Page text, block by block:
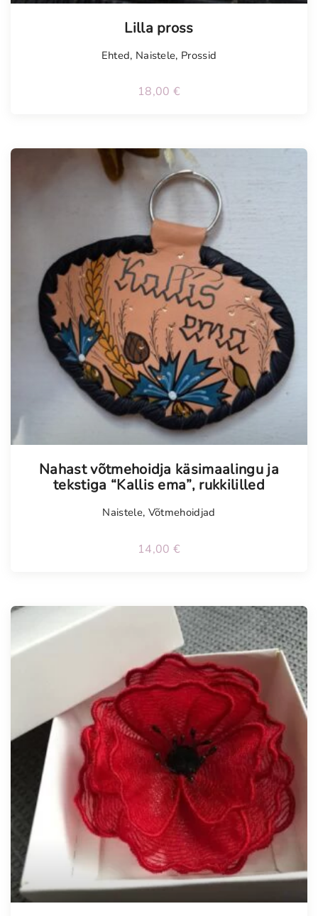
Lilla pross
Ehted, Naistele, Prossid
18,00 €
Nahast võtmehoidja käsimaalingu ja
tekstiga “Kallis ema”, rukkililled
Naistele, Võtmehoidjad
14,00 €